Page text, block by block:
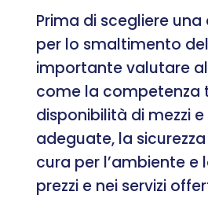
Prima di scegliere
per lo smaltimento
importante valutare
come la competenza
disponibilità di mezzi
adeguate, la
cura per l’ambiente e
prezzi e nei servizi